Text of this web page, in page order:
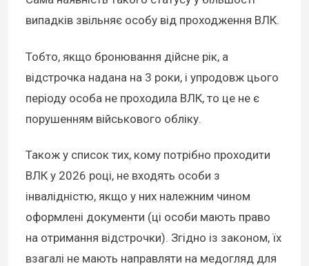
випадків звільняє особу від проходження ВЛК.
Тобто, якщо бронювання дійсне рік, а
відстрочка надана на 3 роки, і упродовж цього
періоду особа не проходила ВЛК, то це не є
порушенням військового обліку.
Також у список тих, кому потрібно проходити
ВЛК у 2026 році, не входять особи з
інвалідністю, якщо у них належним чином
оформлені документи (ці особи мають право
на отримання відстрочки). Згідно із законом, їх
взагалі не мають направляти на медогляд для